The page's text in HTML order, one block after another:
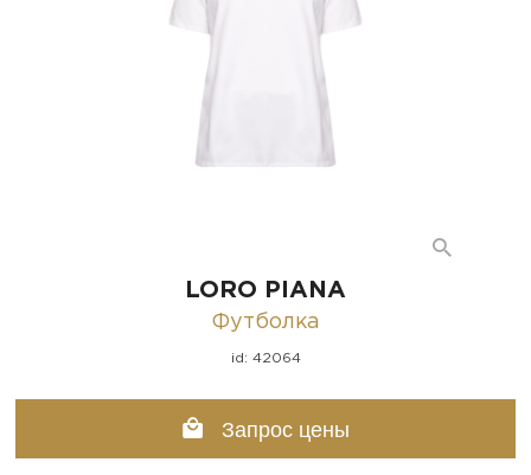
LORO PIANA
Футболка
id: 42064
Запрос цены